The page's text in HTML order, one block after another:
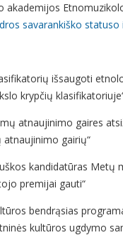
akademijos
savarankiško
išsaugoti
krypčių
atnaujinimo gaires
gairių“
kandidatūras
premijai gauti“
bendrąsias
kultūros ugdymo